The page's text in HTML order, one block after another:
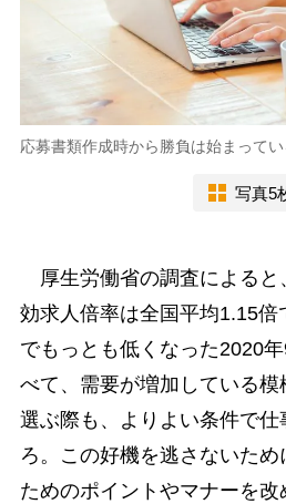
応募書類作成時から勝負は始まってい
写真5
厚生労働省の調査によると
効求人倍率は全国平均1.15
でもっとも低くなった2020
べて、需要が増加している模
選ぶ際も、よりよい条件で仕
ろ。この好機を逃さないため
ためのポイントやマナーを改